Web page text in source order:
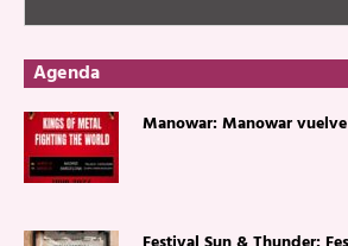
Agenda
Manowar: Manowar